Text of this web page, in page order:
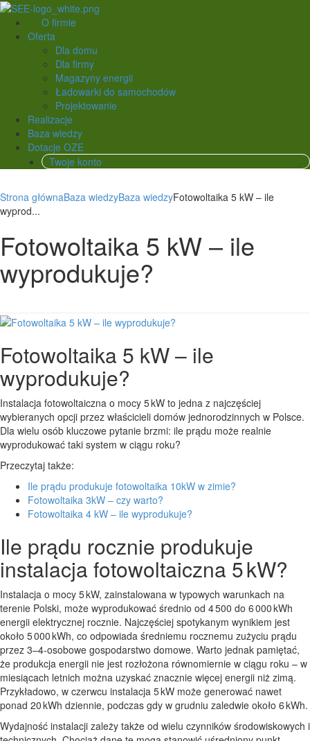
O firmie
Oferta
Dla domu
Dla firmy
Magazyny energii
Ładowarki do samochodów
Projektowanie
Realizacje
Baza wiedzy
Dotacje OZE
Twoje konto
Strona głównaBaza wiedzyBaza wiedzyFotowoltaika 5 kW – ile
wyprod...
Fotowoltaika 5 kW – ile
wyprodukuje?
Fotowoltaika 5 kW – ile
wyprodukuje?
Instalacja fotowoltaiczna o mocy 5 kW to jedna z najczęściej
wybieranych opcji przez właścicieli domów jednorodzinnych w Polsce.
Dla wielu osób kluczowe pytanie brzmi: ile prądu może realnie
wyprodukować taki system w ciągu roku?
Przeczytaj także:
Ile prądu produkuje fotowoltaika 10kW w zimie?
Fotowoltaika 3kW – czy warto?
Fotowoltaika 4 kW – ile wyprodukuje?
Ile prądu rocznie produkuje
instalacja fotowoltaiczna 5 kW?
Instalacja o mocy 5 kW, zainstalowana w typowych warunkach na
terenie Polski, może wyprodukować średnio od 4 500 do 6 000 kWh
energii elektrycznej rocznie. Najczęściej spotykanym wynikiem jest
około 5 000 kWh, co odpowiada średniemu rocznemu zużyciu prądu
przez 3–4-osobowe gospodarstwo domowe. Warto jednak pamiętać,
że produkcja energii nie jest rozłożona równomiernie w ciągu roku – w
miesiącach letnich można uzyskać znacznie więcej energii niż zimą.
Przykładowo, w czerwcu instalacja 5 kW może generować nawet
ponad 20 kWh dziennie, podczas gdy w grudniu zaledwie około 6 kWh.
Wydajność instalacji zależy także od wielu czynników środowiskowych i